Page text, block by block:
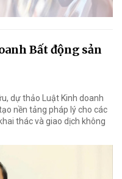
Bất động sản
dự thảo Luật Kinh doanh
nền tảng pháp lý cho các
thác và giao dịch không